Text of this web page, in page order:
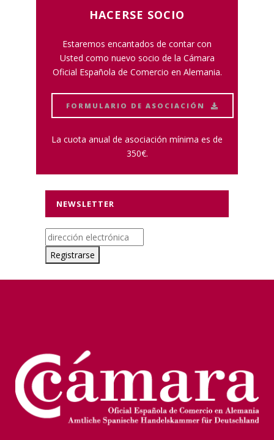
HACERSE SOCIO
Estaremos encantados de contar con
Usted como nuevo socio de la Cámara
Oficial Española de Comercio en Alemania.
FORMULARIO DE ASOCIACIÓN
La cuota anual de asociación mínima es de
350€.
NEWSLETTER